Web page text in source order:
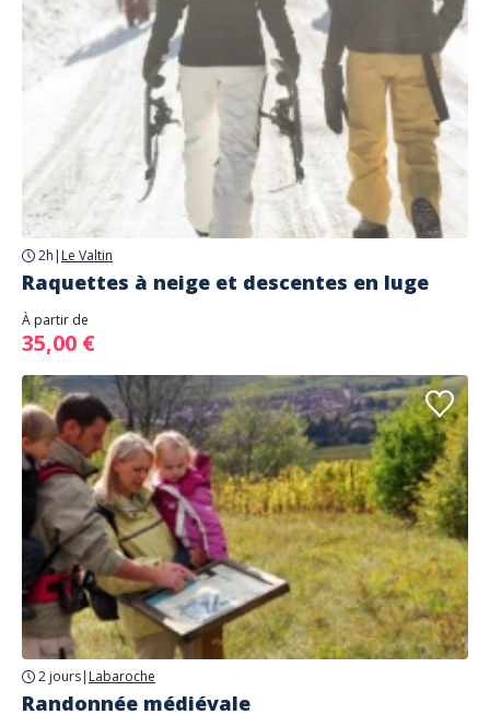
2h | Le Valtin
Raquettes à neige et descentes en luge
À partir de
35,00 €
2 jours| Labaroche
Randonnée médiévale